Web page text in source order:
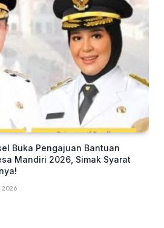
Buka Pengajuan Bantuan
Mandiri 2026, Simak Syarat
2026